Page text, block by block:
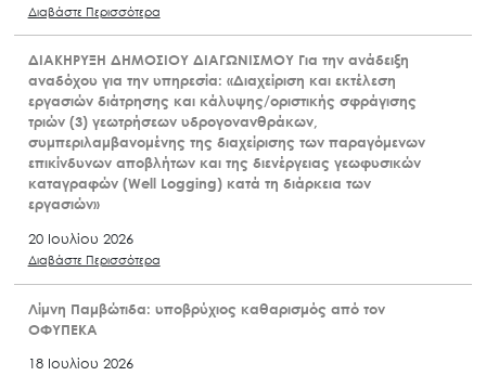
Διαβάστε Περισσότερα
ΔΙΑΚΗΡΥΞΗ ΔΗΜΟΣΙΟΥ ΔΙΑΓΩΝΙΣΜΟΥ Για την ανάδειξη
αναδόχου για την υπηρεσία: «Διαχείριση και εκτέλεση
εργασιών διάτρησης και κάλυψης/οριστικής σφράγισης
τριών (3) γεωτρήσεων υδρογονανθράκων,
συμπεριλαμβανομένης της διαχείρισης των παραγόμενων
επικίνδυνων αποβλήτων και της διενέργειας γεωφυσικών
καταγραφών (Well Logging) κατά τη διάρκεια των
εργασιών»
20 Ιουλίου 2026
Διαβάστε Περισσότερα
Λίμνη Παμβώτιδα: υποβρύχιος καθαρισμός από τον
ΟΦΥΠΕΚΑ
18 Ιουλίου 2026